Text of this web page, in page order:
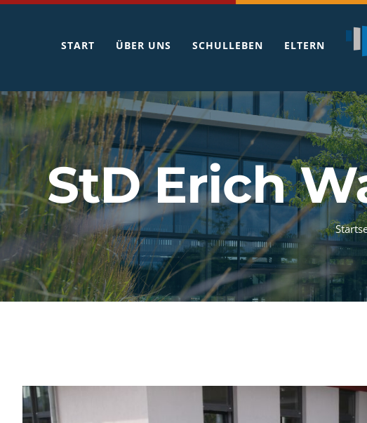
START ÜBER UNS SCHULLEBEN ELTERN
StD Erich